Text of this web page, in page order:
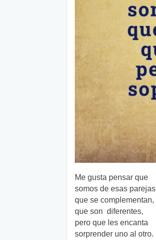
Me gusta pensar que
somos de esas parejas
que se complementan,
que son diferentes,
pero que les encanta
sorprender uno al otro.